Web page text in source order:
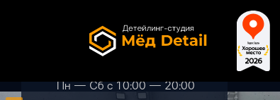
+7 499 302 33 41
Пн — Сб с 10:00 — 20:00